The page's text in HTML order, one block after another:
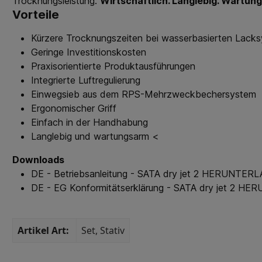
Vorteile
Kürzere Trocknungszeiten bei wasserbasierten
Geringe Investitionskosten
Praxisorientierte Produktausführungen
Integrierte Luftregulierung
Einwegsieb aus dem RPS-Mehrzweckbechersystem
Ergonomischer Griff
Einfach in der Handhabung
Langlebig und wartungsarm <
Downloads
DE - Betriebsanleitung - SATA dry jet 2
DE - EG Konformitätserklärung - SATA dry jet 2
Artikel Art: Set, Stativ